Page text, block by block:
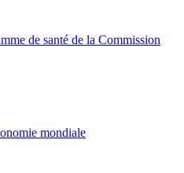
de santé de la Commission
mondiale